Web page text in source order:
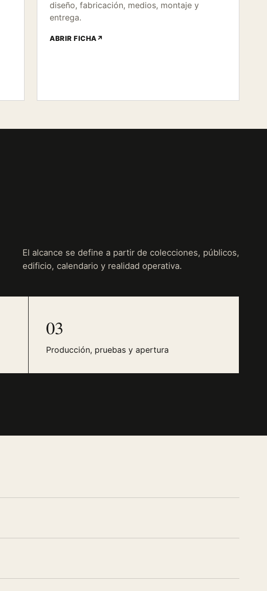
diseño, fabricación, medios, montaje y
entrega.
ABRIR FICHA↗
El alcance se define a partir de colecciones, públicos,
edificio, calendario y realidad operativa.
03
Producción, pruebas y apertura